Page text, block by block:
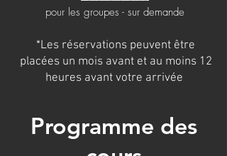
pour les groupes - sur demande
*Les réservations peuvent être
placées un mois avant et au moins 12
heures avant votre arrivée
Programme des